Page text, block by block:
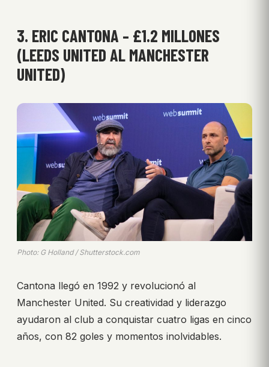
3. ERIC CANTONA – £1.2 MILLONES
(LEEDS UNITED AL MANCHESTER
UNITED)
Photo: G Holland / Shutterstock.com
Cantona llegó en 1992 y revolucionó al
Manchester United. Su creatividad y liderazgo
ayudaron al club a conquistar cuatro ligas en cinco
años, con 82 goles y momentos inolvidables.